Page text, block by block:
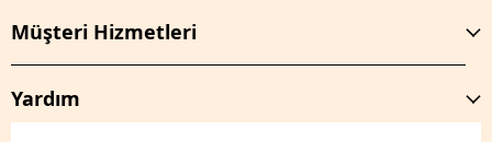
Müşteri Hizmetleri
Yardım